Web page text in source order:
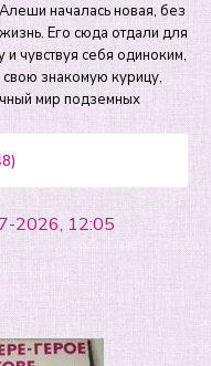
началась новая, без
Его сюда отдали для
чувствуя себя одиноким,
знакомую курицу,
мир подземных
2026, 12:05